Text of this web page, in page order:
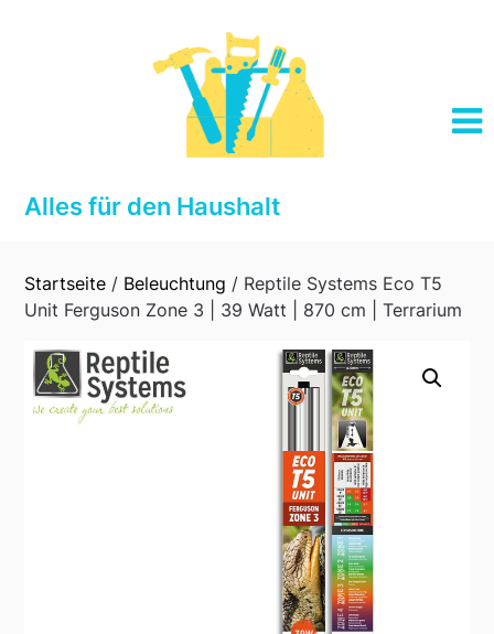
Alles für den Haushalt
Startseite / Beleuchtung / Reptile Systems Eco T5
Unit Ferguson Zone 3 | 39 Watt | 870 cm | Terrarium